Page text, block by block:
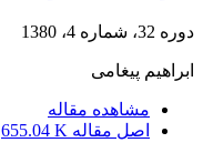
دوره 32، شماره 4، 1380
ابراهیم پیغامی
مشاهده مقاله
اصل مقاله 655.04 K